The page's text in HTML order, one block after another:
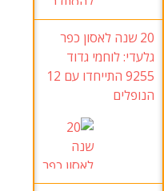
20 שנה לאסון כפר
גלעדי: לוחמי גדוד
9255 התייחדו עם 12
הנופלים